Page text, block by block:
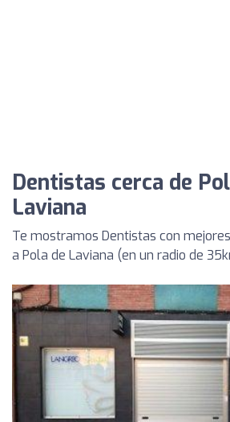
Dentistas cerca de
Laviana
Te mostramos Dentistas con
a Pola de Laviana (en un radio de